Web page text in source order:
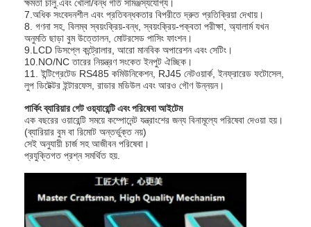
ক্ষমতা চালু.এবং খোলা/বন্ধ গতি সামঞ্জস্যযোগ্য।
7.অধিক সংবেদনশীল এবং প্রতিবন্ধকতার বিপরীতে দ্রুত প্রতিক্রিয়া দেখায়।
8. গণনা সহ, বিলম্ব স্বয়ংক্রিয়-বন্ধ, স্বয়ংক্রিয়-পক্বতা পরীক্ষা, অ্যালার্ম যখন
অনুমতি ছাড়া বুম উত্তোলন, মোটরসেড পাসিং ফাংশন।
9.LCD ডিসপ্লে কন্ট্রোলার, আরো মানবিক অপারেশন এবং সেটিং।
10.NO/NC তারের নিয়ন্ত্রণ সংকেত ইনপুট ঐচ্ছিক।
11. ইন্টিগ্রেটেড RS485 কমিউনিকেশন, RJ45 নেটওয়ার্ক, ইনফ্রারেড ফটোসেল,
লুপ ডিটেক্টর ইন্টারফেস, রাডার মডিউল এবং আরও গৌণ উন্নয়ন।
পার্কিং ব্যারিয়ার গেট ওয়্যারেন্টি এবং পরিষেবা আইটেম
এক বছরের ওয়ারেন্টি সময়ে কম্পোনেন্ট যন্ত্রাংশের জন্য বিনামূল্যে পরিষেবা দেওয়া হয়।
(ব্যারিয়ার বুম বা রিমোট অন্তর্ভুক্ত নয়)
সেই অনুযায়ী চার্জ সহ আজীবন পরিষেবা।
প্রযুক্তিগত প্রশ্ন সমর্থিত হয়.